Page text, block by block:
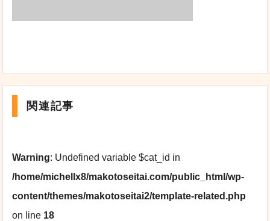
関連記事
Warning: Undefined variable $cat_id in
/home/michellx8/makotoseitai.com/public_html/wp-
content/themes/makotoseitai2/template-related.php
on line 18